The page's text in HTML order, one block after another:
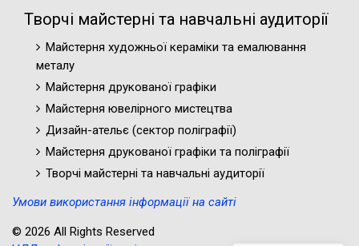
Творчі майстерні та навчальні аудиторії
Майстерня художньої кераміки та емалювання
металу
Майстерня друкованої графіки
Майстерня ювелірного мистецтва
Дизайн-ательє (cектор поліграфії)
Майстерня друкованої графіки та поліграфії
Творчі майстерні та навчальні аудиторії
Умови використання інформації на сайті
© 2026 All Rights Reserved